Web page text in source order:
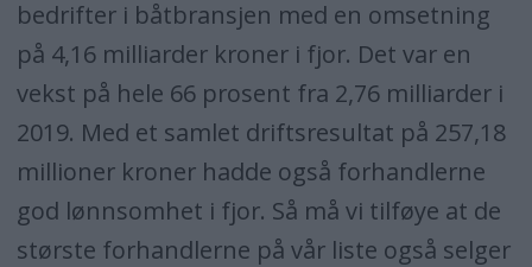
bedrifter i båtbransjen med en omsetning
på 4,16 milliarder kroner i fjor. Det var en
vekst på hele 66 prosent fra 2,76 milliarder i
2019. Med et samlet driftsresultat på 257,18
millioner kroner hadde også forhandlerne
god lønnsomhet i fjor. Så må vi tilføye at de
største forhandlerne på vår liste også selger